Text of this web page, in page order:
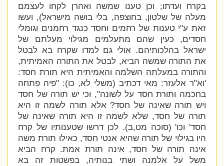
בקרח ועדתו; וכן טענו שמשה ואהרן לקחו לעצמם
מעלה של שלטון, בחוצפה, בלי בושה מישראל), ועשו
זאת ע"י טענות של רחמים וחסד כנגד רחמנים וגומלי
חסדים, כעין שהם מתעלמים מגילוי מעלתם של
ישראל בהלכותיהם. אולי גם למדו שקרח בא לבטל
את התורה שמשה הביא, לבטל את התורה האמיתית,
והתורה במעלתה השלמה והאמיתית היא תורת חסד:
וא"ר אלעזר: מאי דכתיב (משלי לא, כו): "פיה פתחה
בחכמה ותורת חסד על לשונה", וכי יש תורה של חסד
ויש תורה שאינה של חסד? אלא תורה לשמה זו היא
תורה של חסד, שלא לשמה זו היא תורה שאינה של
חסד' וכו' (סוכה מט,ב). לכן דרשו שטענותיו של קרח
היו בגילוי של תורה שהיא אנטי חסד, כאילו תורת משה
אינה תורה של חסד, אינה תורת אמת. קרח הביא
משל על אלמנה ושתי בנותיה, בפשטות זה בא